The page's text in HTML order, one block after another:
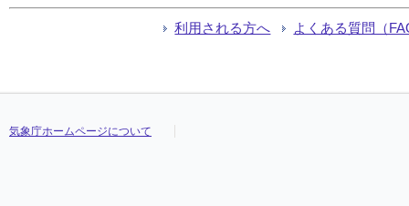
利用される方へ よくある質問（
気象庁ホームページについて